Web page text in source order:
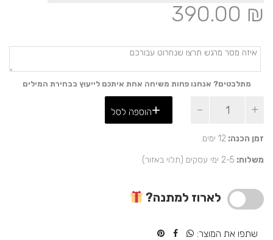
390.00 ₪
מתלבטים? אנחנו פחות משיחה אחת איתכם לייעוץ בבחירת המילים
של
ייחודית
-
שם
הוספה לסל
זמן הכנה: 12 ימים.
משלוח: 2-5 ימי עסקים (תלוי באזור)
לארוז למתנה?
שתפו את המוצר: